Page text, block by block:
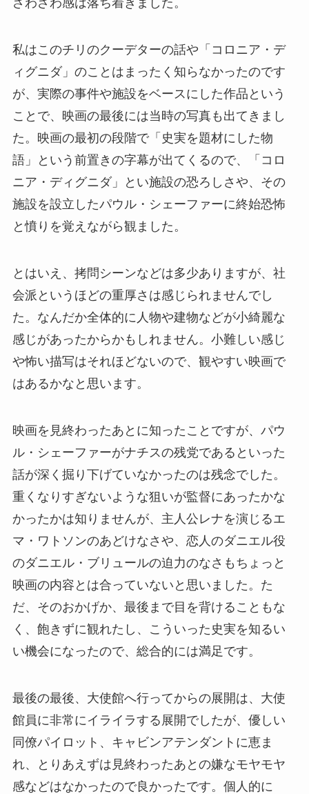
ざわざわ感は落ち着きました。
私はこのチリのクーデターの話や「コロニア・デ
ィグニダ」のことはまったく知らなかったのです
が、実際の事件や施設をベースにした作品という
ことで、映画の最後には当時の写真も出てきまし
た。映画の最初の段階で「史実を題材にした物
語」という前置きの字幕が出てくるので、「コロ
ニア・ディグニダ」とい施設の恐ろしさや、その
施設を設立したパウル・シェーファーに終始恐怖
と憤りを覚えながら観ました。
とはいえ、拷問シーンなどは多少ありますが、社
会派というほどの重厚さは感じられませんでし
た。なんだか全体的に人物や建物などが小綺麗な
感じがあったからかもしれません。小難しい感じ
や怖い描写はそれほどないので、観やすい映画で
はあるかなと思います。
映画を見終わったあとに知ったことですが、パウ
ル・シェーファーがナチスの残党であるといった
話が深く掘り下げていなかったのは残念でした。
重くなりすぎないような狙いが監督にあったかな
かったかは知りませんが、主人公レナを演じるエ
マ・ワトソンのあどけなさや、恋人のダニエル役
のダニエル・ブリュールの迫力のなさもちょっと
映画の内容とは合っていないと思いました。た
だ、そのおかげか、最後まで目を背けることもな
く、飽きずに観れたし、こういった史実を知るい
い機会になったので、総合的には満足です。
最後の最後、大使館へ行ってからの展開は、大使
館員に非常にイライラする展開でしたが、優しい
同僚パイロット、キャビンアテンダントに恵ま
れ、とりあえずは見終わったあとの嫌なモヤモヤ
感などはなかったので良かったです。個人的に